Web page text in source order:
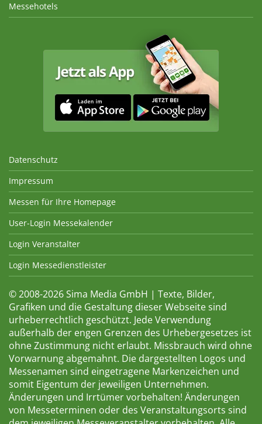
Messehotels
Datenschutz
Impressum
Messen für Ihre Homepage
User-Login Messekalender
Login Veranstalter
Login Messedienstleister
© 2008-2026 Sima Media GmbH | Texte, Bilder,
Grafiken und die Gestaltung dieser Webseite sind
urheberrechtlich geschützt. Jede Verwendung
außerhalb der engen Grenzen des Urhebergesetzes ist
ohne Zustimmung nicht erlaubt. Missbrauch wird ohne
Vorwarnung abgemahnt. Die dargestellten Logos und
Messenamen sind eingetragene Markenzeichen und
somit Eigentum der jeweiligen Unternehmen.
Änderungen und Irrtümer vorbehalten! Änderungen
von Messeterminen oder des Veranstaltungsorts sind